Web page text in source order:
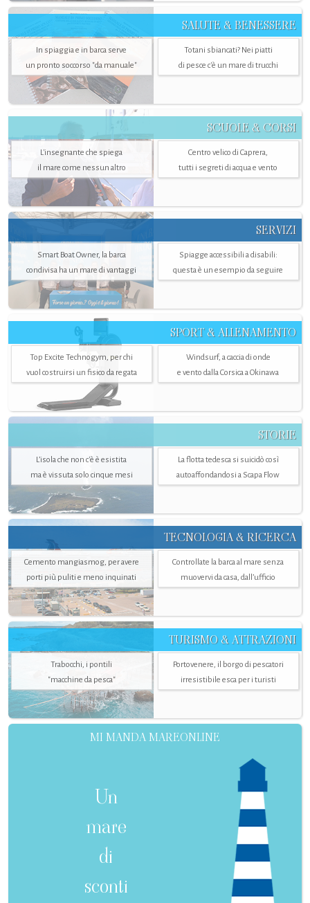
SALUTE & BENESSERE
In spiaggia e in barca serve
un pronto soccorso "da manuale"
Totani sbiancati? Nei piatti
di pesce c'è un mare di trucchi
SCUOLE & CORSI
L'insegnante che spiega
il mare come nessun altro
Centro velico di Caprera,
tutti i segreti di acqua e vento
SERVIZI
Smart Boat Owner, la barca
condivisa ha un mare di vantaggi
Spiagge accessibili a disabili:
questa è un esempio da seguire
SPORT & ALLENAMENTO
Top Excite Technogym, per chi
vuol costruirsi un fisico da regata
Windsurf, a caccia di onde
e vento dalla Corsica a Okinawa
STORIE
L’isola che non c'è è esistita
ma è vissuta solo cinque mesi
La flotta tedesca si suicidò così
autoaffondandosi a Scapa Flow
TECNOLOGIA & RICERCA
Cemento mangiasmog, per avere
porti più puliti e meno inquinati
Controllate la barca al mare senza
muovervi da casa, dall’ufficio
TURISMO & ATTRAZIONI
Trabocchi, i pontili
"macchine da pesca"
Portovenere, il borgo di pescatori
irresistibile esca per i turisti
MI MANDA MAREONLINE
Un
mare
di
sconti